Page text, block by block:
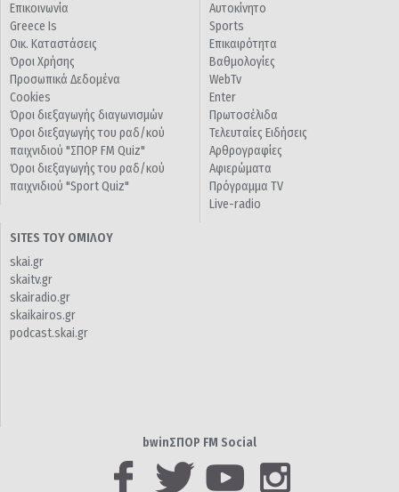
Επικοινωνία
Greece Is
Οικ. Καταστάσεις
Όροι Χρήσης
Προσωπικά Δεδομένα
Cookies
Όροι διεξαγωγής διαγωνισμών
Όροι διεξαγωγής του ραδ/κού
παιχνιδιού "ΣΠΟΡ FM Quiz"
Όροι διεξαγωγής του ραδ/κού
παιχνιδιού "Sport Quiz"
Αυτοκίνητο
Sports
Επικαιρότητα
Βαθμολογίες
WebTv
Enter
Πρωτοσέλιδα
Τελευταίες Ειδήσεις
Αρθρογραφίες
Αφιερώματα
Πρόγραμμα TV
Live-radio
SITES ΤΟΥ ΟΜΙΛΟΥ
skai.gr
skaitv.gr
skairadio.gr
skaikairos.gr
podcast.skai.gr
bwinΣΠΟΡ FM Social